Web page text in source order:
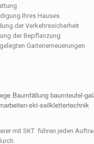
Ihres Hauses
der Verkehrssicherheit
der Bepflanzung
Gartenerneuerungen
mit SKT führen jeden